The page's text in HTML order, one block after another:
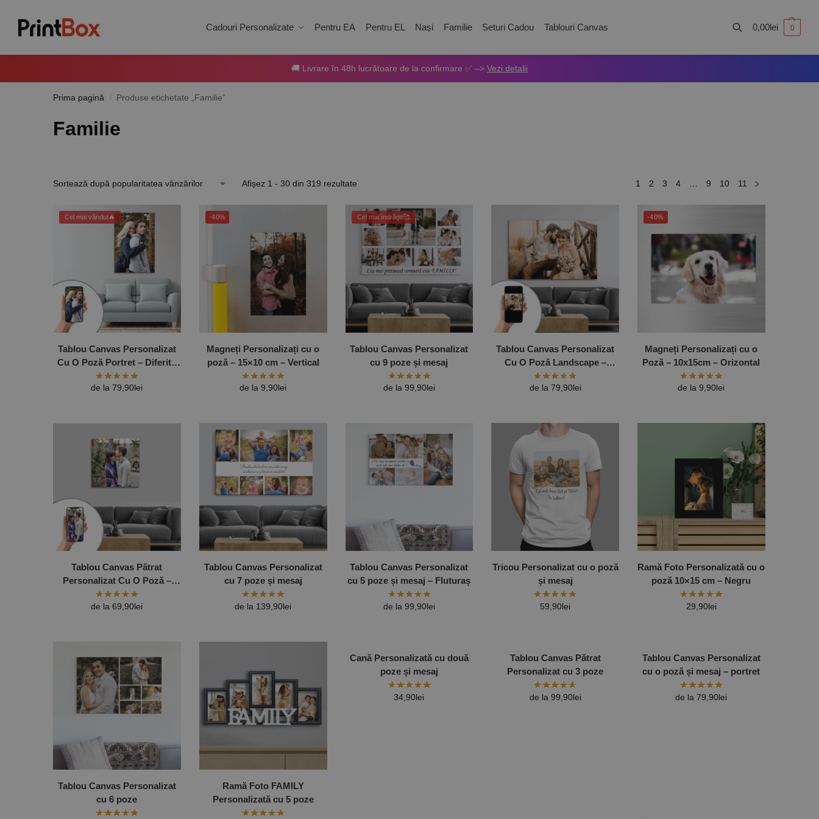
Cadouri Personalizate Pentru EA Pentru EL Nași Familie Seturi Cadou Tablouri Canvas
Search
0,00lei 0
🚚 Livrare în 48h lucrătoare de la confirmare ✅ –> Vezi detalii
Prima pagină / Produse etichetate „Familie”
Familie
Afișez 1 - 30 din 319 rezultate 1 2 3 4 9 10 11
Cel mai vândut🔥
Tablou Canvas Personalizat
Cu O Poză Portret – Diferite
Dimensiuni
de la79,90lei
-40%
Magneți Personalizați cu o
poză – 15×10 cm – Vertical
de la9,90lei
Cel mai îndrăgit🥰
Tablou Canvas Personalizat
cu 9 poze și mesaj
de la 99,90lei
Tablou Canvas Personalizat
Cu O Poză Landscape –
Diferite Dimensiuni
de la 79,90lei
-40%
Magneți Personalizați cu o
Poză – 10x15cm – Orizontal
de la9,90lei
Tablou Canvas Pătrat
Personalizat Cu O Poză –
Diferite Dimensiuni
de la69,90lei
Tablou Canvas Personalizat
cu 7 poze și mesaj
de la 139,90lei
Tablou Canvas Personalizat
cu 5 poze și mesaj – Fluturaș
de la 99,90lei
Tricou Personalizat cu o poză
și mesaj
59,90lei
Ramă Foto Personalizată cu o
poză 10×15 cm – Negru
29,90lei
Tablou Canvas Personalizat
cu 6 poze
Ramă Foto FAMILY
Personalizată cu 5 poze
Cană Personalizată cu două
poze și mesaj
34,90lei
Tablou Canvas Pătrat
Personalizat cu 3 poze
de la 99,90lei
Tablou Canvas Personalizat
cu o poză și mesaj – portret
de la79,90lei